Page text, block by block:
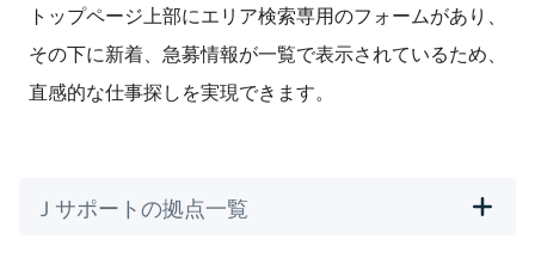
トップページ上部にエリア検索専用のフォームがあり、
その下に新着、急募情報が一覧で表示されているため、
直感的な仕事探しを実現できます。
Ｊサポートの拠点一覧